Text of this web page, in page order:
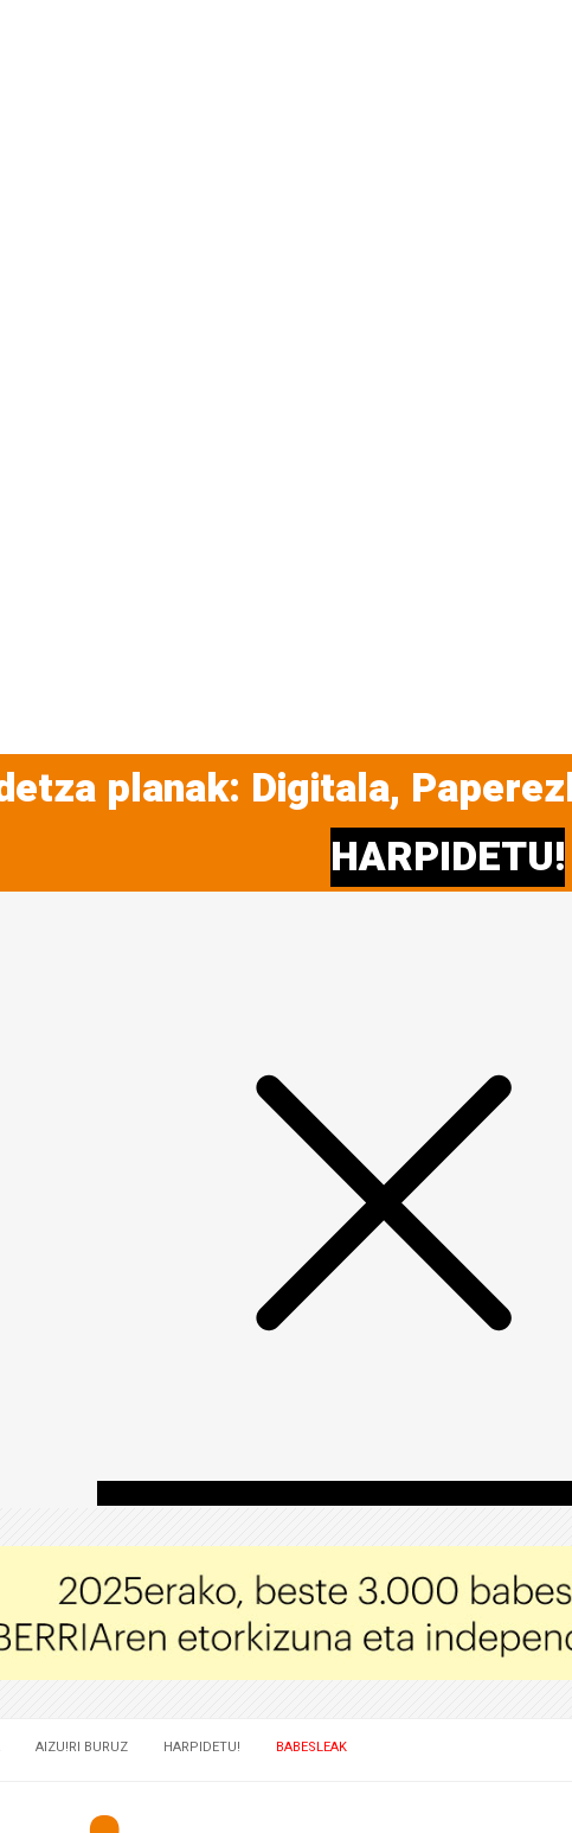
planak: Digitala,
HARPIDETU!
AIZU!RI BURUZ HARPIDETU! BABESLEAK